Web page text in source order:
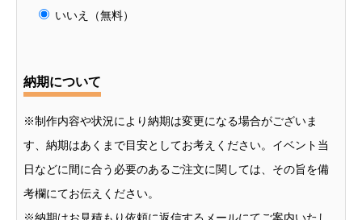
いいえ（無料）
納期について
※制作内容や状況により納期は変更になる場合がございま
す、納期はあくまで目安としてお考えください。イベント当
日などに間に合う必要のあるご注文に関しては、その旨を備
考欄にてお伝えください。
※納期はお見積もり依頼に返信するメールにてご案内いたし